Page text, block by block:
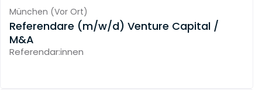
München (Vor Ort)
Referendare (m/w/d) Venture Capital /
M&A
Referendar:innen